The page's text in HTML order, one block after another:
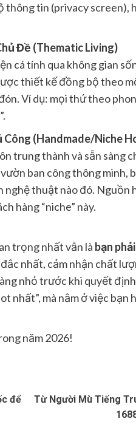
thông tin (privacy screen),
Đề (Thematic Living)
cá tính qua không gian
thiết kế đồng bộ theo
Ví dụ: mọi thứ theo
Công (Handmade/Niche
trung thành và sẵn sàng
ban công thông minh,
nghệ thuật nào đó. Nguồn
hàng “niche” này.
trọng nhất vẫn là bạn
nhất, cảm nhận chất
nhỏ trước khi quyết
nhất”, mà nằm ở việc bạn
năm 2026!
để
Từ Người Mù Tiếng